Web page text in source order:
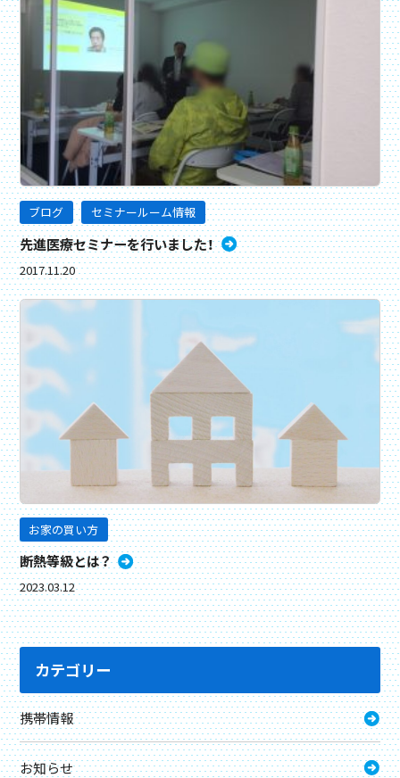
ブログ セミナールーム情報
先進医療セミナーを行いました！
2017.11.20
お家の買い方
断熱等級とは？
2023.03.12
カテゴリー
携帯情報
お知らせ